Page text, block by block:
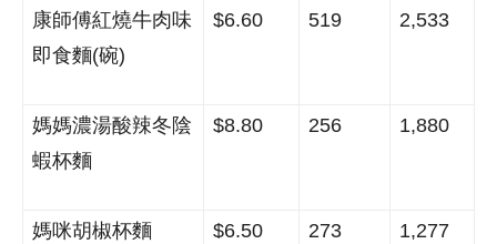
康師傅紅燒牛肉味
即食麵(碗)
$6.60 519 2,533
媽媽濃湯酸辣冬陰
蝦杯麵
$8.80 256 1,880
媽咪胡椒杯麵 $6.50 273 1,277